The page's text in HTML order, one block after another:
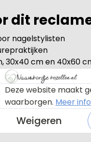
dit
nagelstylisten
30x40 cm en 40x60
Deze website maakt
waarborgen. Meer
Weigeren